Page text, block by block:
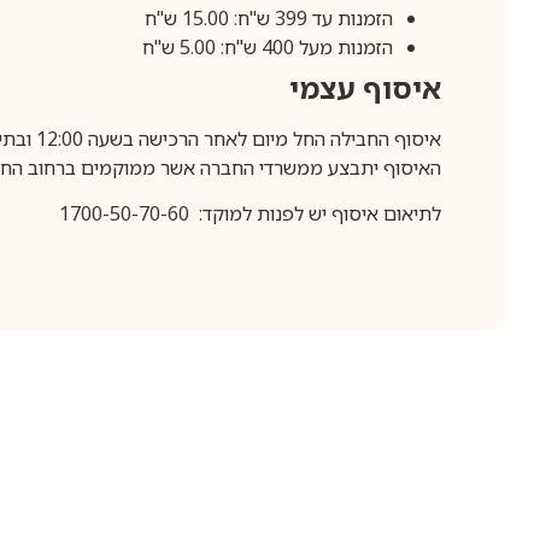
הזמנות עד 399 ש"ח: 15.00 ש"ח
הזמנות מעל 400 ש"ח: 5.00 ש"ח
איסוף עצמי
איסוף החבילה החל מיום לאחר הרכישה בשעה 12:00 ובתיאום מראש בלבד.
האיסוף יתבצע ממשרדי החברה אשר ממוקמים ברחוב החרושת 25,
לתיאום איסוף יש לפנות למוקד: 1700-50-70-60